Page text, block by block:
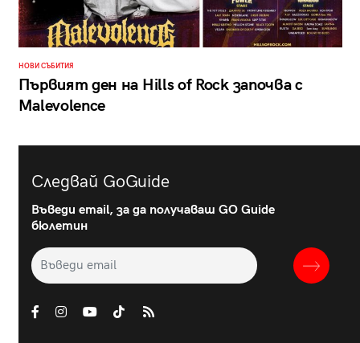
НОВИ СЪБИТИЯ
Първият ден на Hills of Rock започва с
Malevolence
Следвай GoGuide
Въведи email, за да получаваш GO Guide
бюлетин